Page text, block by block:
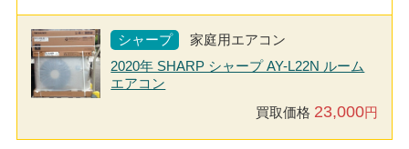
シャープ
家庭用エアコン
2020年 SHARP シャープ AY-L22N ルーム
エアコン
買取価格 23,000円